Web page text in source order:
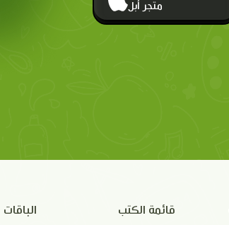
متجر أبل
قائمة الكتب الباقات